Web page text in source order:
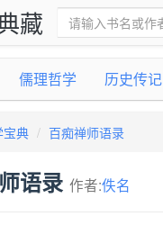
藏
儒理哲学 历史传记
宝典 百痴禅师语录
语录 作者:佚名